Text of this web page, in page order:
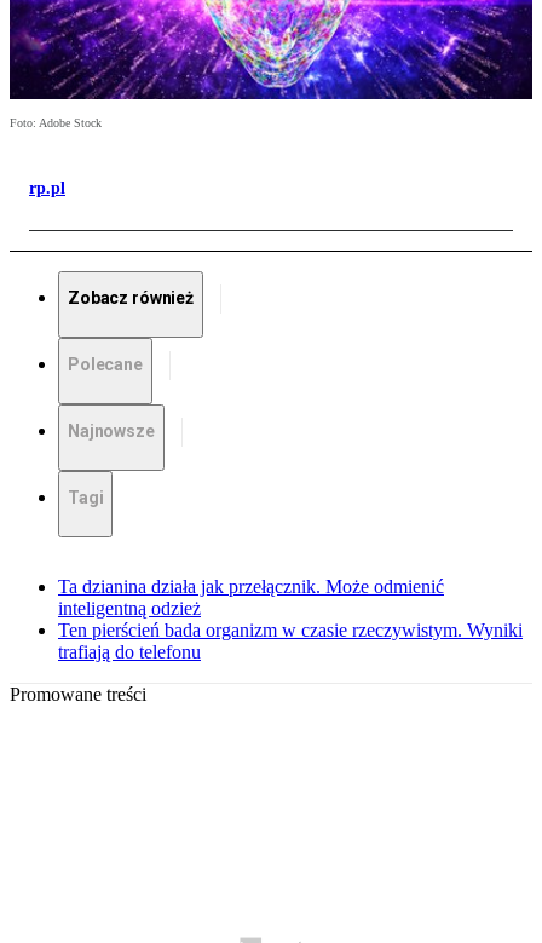
Foto: Adobe Stock
rp.pl
Zobacz również
Polecane
Najnowsze
Tagi
Ta dzianina działa jak przełącznik. Może odmienić
inteligentną odzież
Ten pierścień bada organizm w czasie rzeczywistym. Wyniki
trafiają do telefonu
Promowane treści